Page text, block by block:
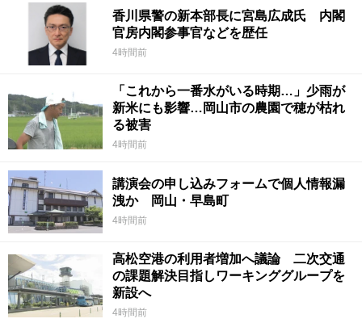
香川県警の新本部長に宮島広成氏 内閣
官房内閣参事官などを歴任
4時間前
「これから一番水がいる時期…」少雨が
新米にも影響…岡山市の農園で穂が枯れ
る被害
4時間前
講演会の申し込みフォームで個人情報漏
洩か 岡山・早島町
4時間前
高松空港の利用者増加へ議論 二次交通
の課題解決目指しワーキンググループを
新設へ
4時間前